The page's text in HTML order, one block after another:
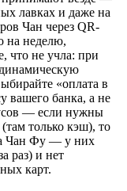
лавках и даже на
Чан через QR-
на неделю,
что не учла: при
«оплата в
вашего банка, а не
— если нужны
только кэш), то
Чан Фу — у них
раз) и нет
карт.